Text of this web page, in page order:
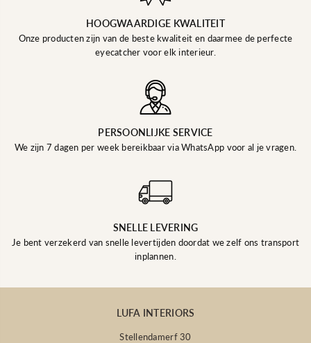
HOOGWAARDIGE KWALITEIT
Onze producten zijn van de beste kwaliteit en daarmee de perfecte
eyecatcher voor elk interieur.
PERSOONLIJKE SERVICE
We zijn 7 dagen per week bereikbaar via WhatsApp voor al je vragen.
SNELLE LEVERING
Je bent verzekerd van snelle levertijden doordat we zelf ons transport
inplannen.
LUFA INTERIORS
Stellendamerf 30